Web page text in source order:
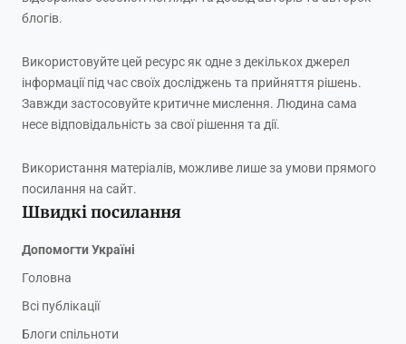
блогів.
Використовуйте цей ресурс як одне з декількох джерел
інформації під час своїх досліджень та прийняття рішень.
Завжди застосовуйте критичне мислення. Людина сама
несе відповідальність за свої рішення та дії.
Використання матеріалів, можливе лише за умови прямого
посилання на сайт.
Швидкі посилання
Допомогти Україні
Головна
Всі публікації
Блоги спільноти